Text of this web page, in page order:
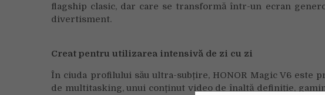
flagship clasic, dar care se transformă într-un ecran
divertisment.
Creat pentru utilizarea intensivă de zi cu zi
În ciuda profilului său ultra-subțire, HONOR Magic V6 este
de multitasking, unui conținut video de înaltă definiție,